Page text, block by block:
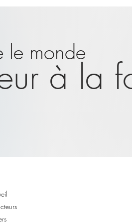
le monde
à la